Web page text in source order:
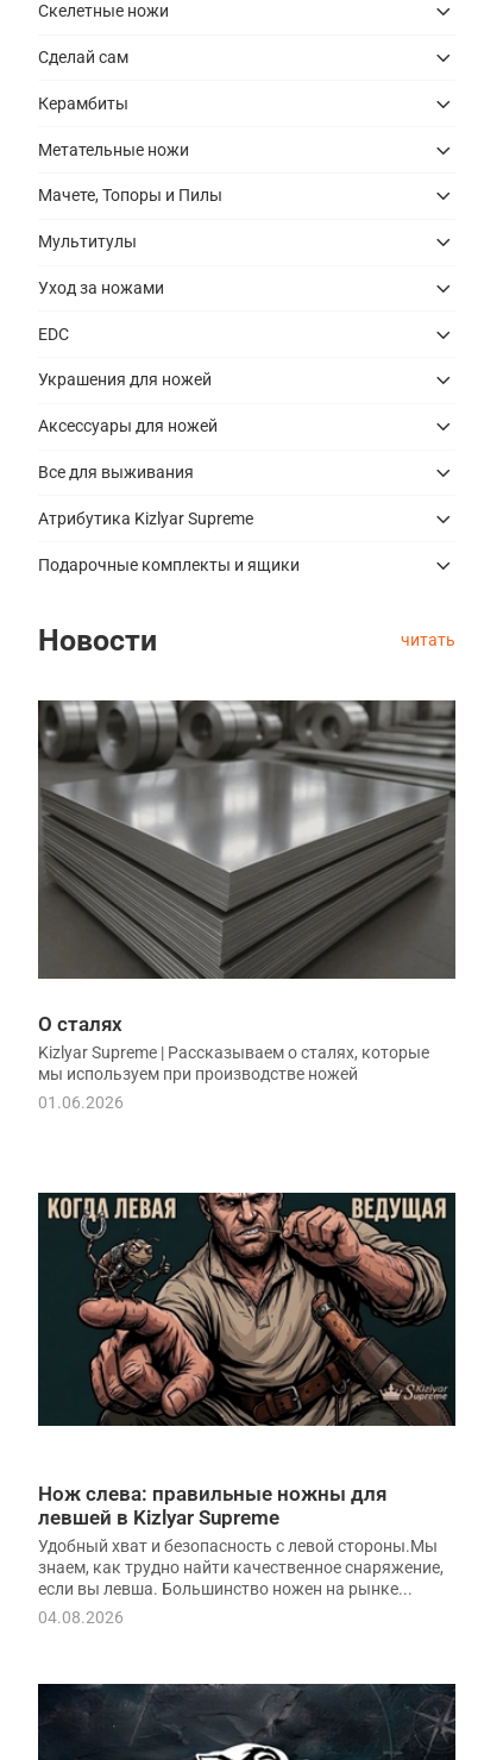
Скелетные ножи
Сделай сам
Керамбиты
Метательные ножи
Мачете, Топоры и Пилы
Мультитулы
Уход за ножами
EDC
Украшения для ножей
Аксессуары для ножей
Все для выживания
Атрибутика Kizlyar Supreme
Подарочные комплекты и ящики
Новости читать
О сталях
Kizlyar Supreme | Рассказываем о сталях, которые
мы используем при производстве ножей
01.06.2026
Нож слева: правильные ножны для
левшей в Kizlyar Supreme
Удобный хват и безопасность с левой стороны.Мы
знаем, как трудно найти качественное снаряжение,
если вы левша. Большинство ножен на рынке...
04.08.2026